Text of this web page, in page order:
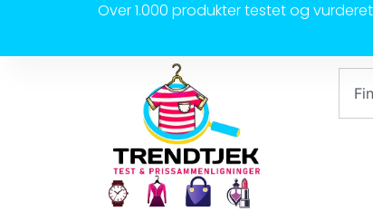
Over 1.000 produkter testet og vurderet